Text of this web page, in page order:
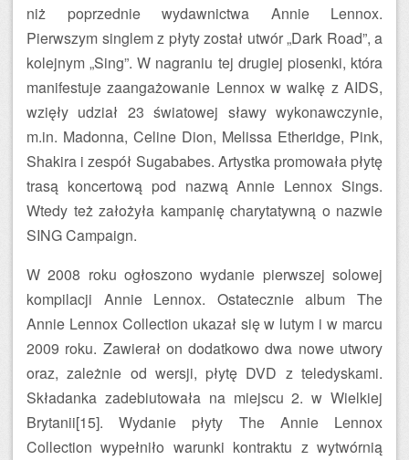
niż poprzednie wydawnictwa Annie Lennox.
Pierwszym singlem z płyty został utwór „Dark Road”, a
kolejnym „Sing”. W nagraniu tej drugiej piosenki, która
manifestuje zaangażowanie Lennox w walkę z AIDS,
wzięły udział 23 światowej sławy wykonawczynie,
m.in. Madonna, Celine Dion, Melissa Etheridge, Pink,
Shakira i zespół Sugababes. Artystka promowała płytę
trasą koncertową pod nazwą Annie Lennox Sings.
Wtedy też założyła kampanię charytatywną o nazwie
SING Campaign.
W 2008 roku ogłoszono wydanie pierwszej solowej
kompilacji Annie Lennox. Ostatecznie album The
Annie Lennox Collection ukazał się w lutym i w marcu
2009 roku. Zawierał on dodatkowo dwa nowe utwory
oraz, zależnie od wersji, płytę DVD z teledyskami.
Składanka zadebiutowała na miejscu 2. w Wielkiej
Brytanii[15]. Wydanie płyty The Annie Lennox
Collection wypełniło warunki kontraktu z wytwórnią